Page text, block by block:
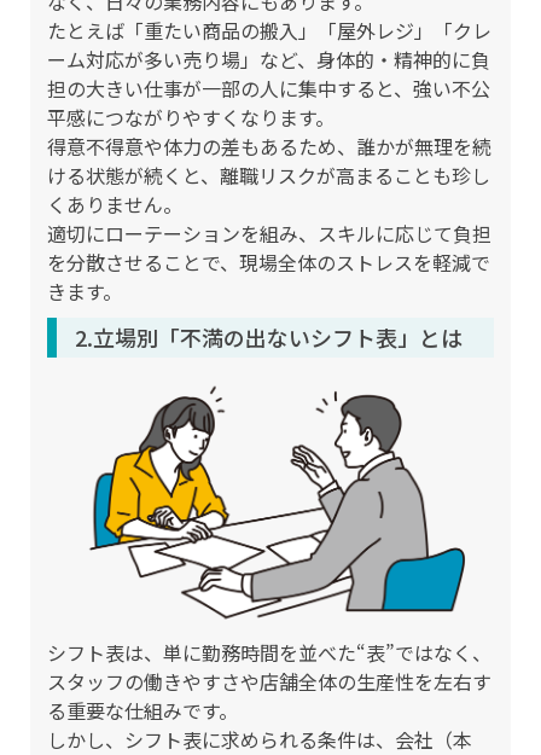
たとえば「重たい商品の搬入」「屋外レジ」「クレ
ーム対応が多い売り場」など、身体的・精神的に負
担の大きい仕事が一部の人に集中すると、強い不公
平感につながりやすくなります。
得意不得意や体力の差もあるため、誰かが無理を続
ける状態が続くと、離職リスクが高まることも珍し
くありません。
適切にローテーションを組み、スキルに応じて負担
を分散させることで、現場全体のストレスを軽減で
きます。
2.立場別「不満の出ないシフト表」とは
シフト表は、単に勤務時間を並べた“表”ではなく、
スタッフの働きやすさや店舗全体の生産性を左右す
る重要な仕組みです。
しかし、シフト表に求められる条件は、会社（本